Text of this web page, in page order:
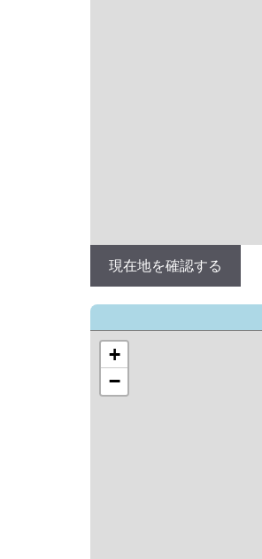
現在地を確認する
+
−